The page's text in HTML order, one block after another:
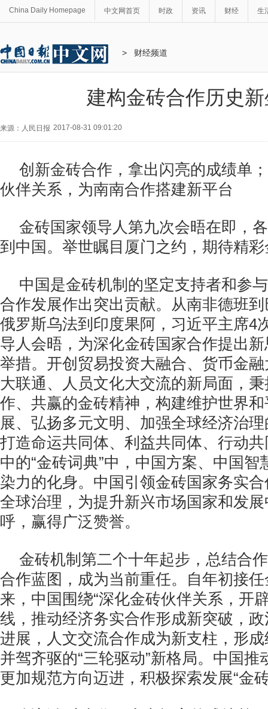
China Daily Homepage 中文网首页 时政 资讯 财经 生
> 财经频道
建构金砖合作历史
来源：人民日报 2017-08-31 09:01:20
创新金砖合作，拿出闪亮的成绩单
伙伴关系，为南南合作搭建新平台
金砖国家领导人第九次会晤在即，
到中国。举世瞩目厦门之约，期待精
中国是金砖机制的坚定支持者和参
合作发展作出突出贡献。从南非德班
俄罗斯乌法到印度果阿，习近平主席4
导人会晤，为深化金砖国家合作提出
举措。开创贸易投资大融合、货币金
大联通、人员文化大交流的新局面，
作、共赢的金砖精神，构建维护世界
展、弘扬多元文明、加强全球经济治
打造命运共同体、利益共同体、行动
中的“金砖词典”中，中国方案、中国智
染力的化身。中国引领金砖国家务实
全球治理，为提升新兴市场国家和发
呼，赢得广泛赞誉。
金砖机制第二个十年起步，总结合
合作蓝图，成为当前重任。自年初接
来，中国围绕“深化金砖伙伴关系，开
线，推动经济务实合作形成新突破，
进展，人文交流合作成为新支柱，形
并驾齐驱的“三轮驱动”新格局。中国推
更加规范方向迈进，积极探索发展“金